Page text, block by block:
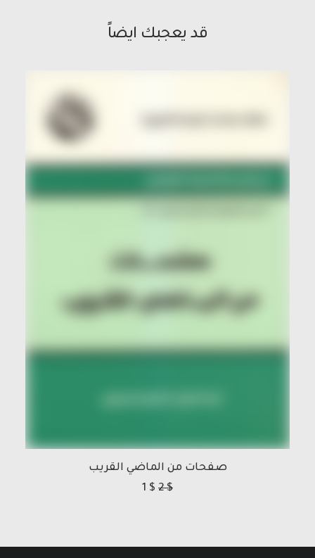
قد يعجبك ايضاً
صفحات من الماضي القريب
2$
1 $